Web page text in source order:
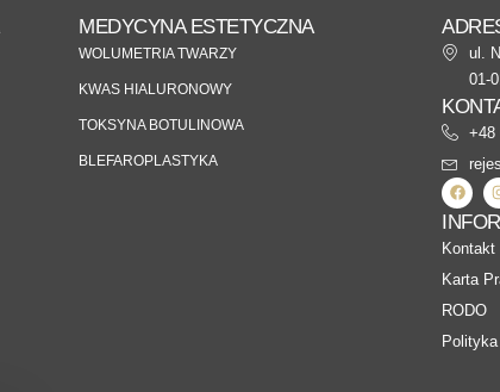
MEDYCYNA ESTETYCZNA
WOLUMETRIA TWARZY
KWAS HIALURONOWY
TOKSYNA BOTULINOWA
BLEFAROPLASTYKA
ul.
01-
+48
Kontakt
Karta
RODO